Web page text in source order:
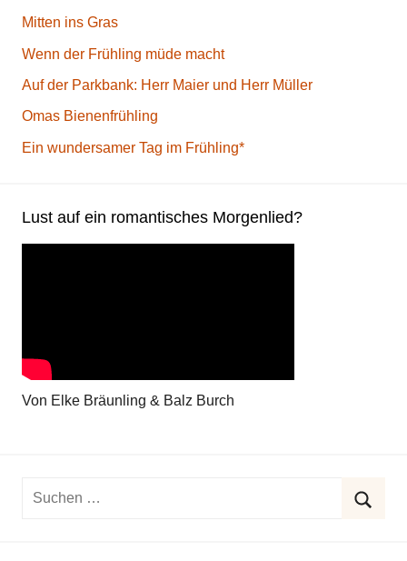
Mitten ins Gras
Wenn der Frühling müde macht
Auf der Parkbank: Herr Maier und Herr Müller
Omas Bienenfrühling
Ein wundersamer Tag im Frühling*
Lust auf ein romantisches Morgenlied?
Von Elke Bräunling & Balz Burch
Suchen